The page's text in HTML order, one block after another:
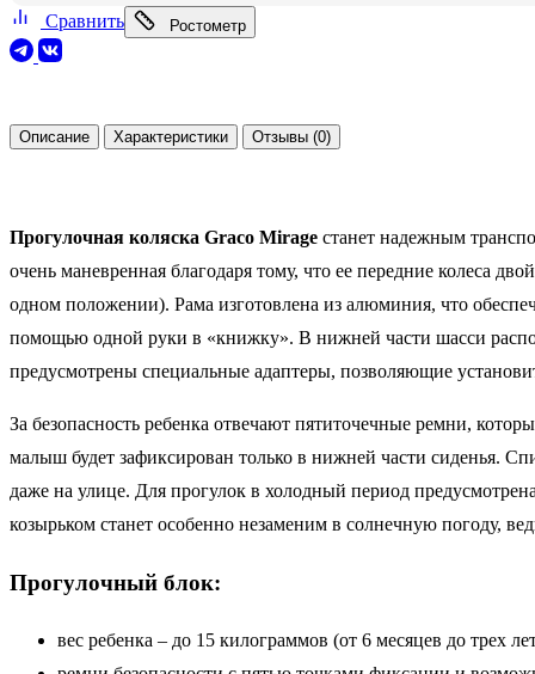
Сравнить Ростометр
Описание Характеристики Отзывы (0)
Прогулочная коляска Graco Mirage станет надежным
очень маневренная благодаря тому, что ее передние колеса
одном положении). Рама изготовлена из алюминия, что
помощью одной руки в «книжку». В нижней части шасси
предусмотрены специальные адаптеры, позволяющие
За безопасность ребенка отвечают пятиточечные ремни,
малыш будет зафиксирован только в нижней части сиденья.
даже на улице. Для прогулок в холодный период
козырьком станет особенно незаменим в солнечную погоду,
Прогулочный блок:
вес ребенка – до 15 килограммов (от 6 месяцев до трех